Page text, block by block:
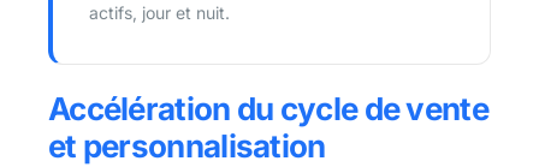
actifs, jour et nuit.
Accélération du cycle de vente
et personnalisation